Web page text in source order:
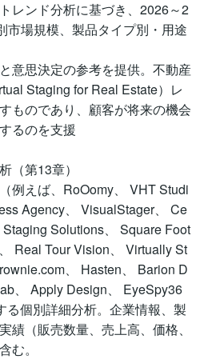
レンド分析に基づき、2026～2
市場規模、製品タイプ別・用途
意思決定の参考を提供。不動産
Staging for Real Estate）レ
ものであり、顧客が将来の機会
るのを支援
（第13章）
例えば、RoOomy、 VHT Studi
Agency、 VisualStager、 Ce
Solutions、 Square Foot
Real Tour Vision、 Virtually St
、 Hasten、 Barion D
、 Apply Design、 EyeSpy36
個別詳細分析。企業情報、製
績（販売数量、売上高、価格、
む。